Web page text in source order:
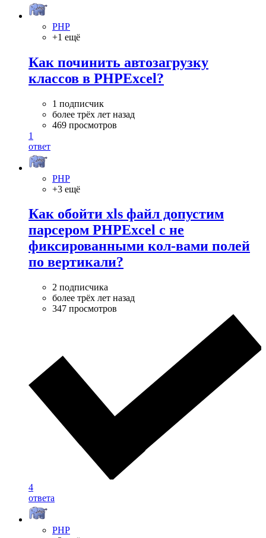
PHP
+1 ещё
Как починить автозагрузку
классов в PHPExcel?
1 подписчик
более трёх лет назад
469 просмотров
1
ответ
PHP
+3 ещё
Как обойти xls файл допустим
парсером PHPExcel с не
фиксированными кол-вами полей
по вертикали?
2 подписчика
более трёх лет назад
347 просмотров
4
ответа
PHP